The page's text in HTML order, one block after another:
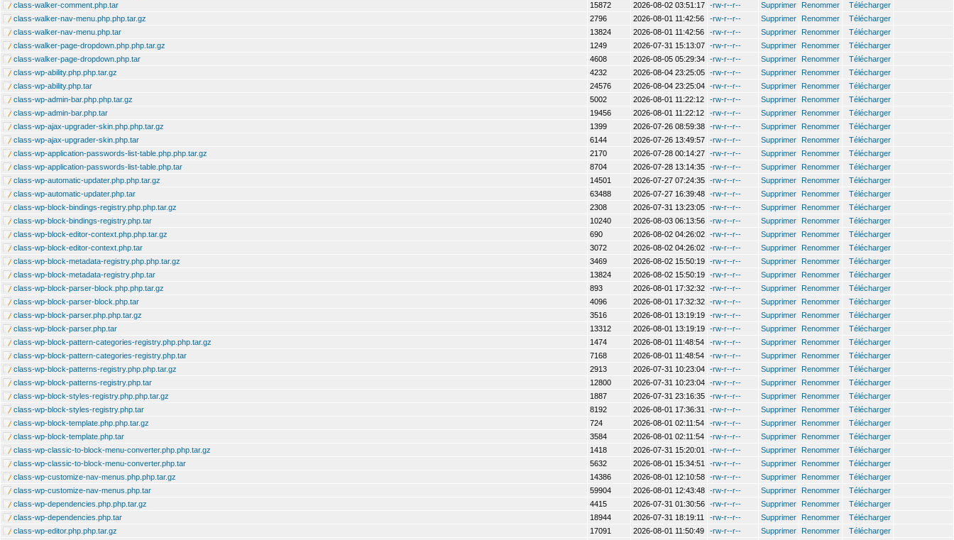
class-walker-comment.php.tar
15872 2026-08-02 03:51:17 -rw-r--r-- Supprimer Renommer
Télécharger
class-walker-nav-menu.php.php.tar.gz
2796 2026-08-01 11:42:56 -rw-r--r-- Supprimer Renommer
Télécharger
class-walker-nav-menu.php.tar
13824 2026-08-01 11:42:56 -rw-r--r-- Supprimer Renommer
Télécharger
class-walker-page-dropdown.php.php.tar.gz
1249 2026-07-31 15:13:07 -rw-r--r-- Supprimer Renommer
Télécharger
class-walker-page-dropdown.php.tar
4608 2026-08-05 05:29:34 -rw-r--r-- Supprimer Renommer
Télécharger
class-wp-ability.php.php.tar.gz
4232 2026-08-04 23:25:05 -rw-r--r-- Supprimer Renommer
Télécharger
class-wp-ability.php.tar
24576 2026-08-04 23:25:04 -rw-r--r-- Supprimer Renommer
Télécharger
class-wp-admin-bar.php.php.tar.gz
5002 2026-08-01 11:22:12 -rw-r--r-- Supprimer Renommer
Télécharger
class-wp-admin-bar.php.tar
19456 2026-08-01 11:22:12 -rw-r--r-- Supprimer Renommer
Télécharger
class-wp-ajax-upgrader-skin.php.php.tar.gz
1399 2026-07-26 08:59:38 -rw-r--r-- Supprimer Renommer
Télécharger
class-wp-ajax-upgrader-skin.php.tar
6144 2026-07-26 13:49:57 -rw-r--r-- Supprimer Renommer
Télécharger
class-wp-application-passwords-list-table.php.php.tar.gz
2170 2026-07-28 00:14:27 -rw-r--r-- Supprimer Renommer
Télécharger
class-wp-application-passwords-list-table.php.tar
8704 2026-07-28 13:14:35 -rw-r--r-- Supprimer Renommer
Télécharger
class-wp-automatic-updater.php.php.tar.gz
14501 2026-07-27 07:24:35 -rw-r--r-- Supprimer Renommer
Télécharger
class-wp-automatic-updater.php.tar
63488 2026-07-27 16:39:48 -rw-r--r-- Supprimer Renommer
Télécharger
class-wp-block-bindings-registry.php.php.tar.gz
2308 2026-07-31 13:23:05 -rw-r--r-- Supprimer Renommer
Télécharger
class-wp-block-bindings-registry.php.tar
10240 2026-08-03 06:13:56 -rw-r--r-- Supprimer Renommer
Télécharger
class-wp-block-editor-context.php.php.tar.gz
690 2026-08-02 04:26:02 -rw-r--r-- Supprimer Renommer
Télécharger
class-wp-block-editor-context.php.tar
3072 2026-08-02 04:26:02 -rw-r--r-- Supprimer Renommer
Télécharger
class-wp-block-metadata-registry.php.php.tar.gz
3469 2026-08-02 15:50:19 -rw-r--r-- Supprimer Renommer
Télécharger
class-wp-block-metadata-registry.php.tar
13824 2026-08-02 15:50:19 -rw-r--r-- Supprimer Renommer
Télécharger
class-wp-block-parser-block.php.php.tar.gz
893 2026-08-01 17:32:32 -rw-r--r-- Supprimer Renommer
Télécharger
class-wp-block-parser-block.php.tar
4096 2026-08-01 17:32:32 -rw-r--r-- Supprimer Renommer
Télécharger
class-wp-block-parser.php.php.tar.gz
3516 2026-08-01 13:19:19 -rw-r--r-- Supprimer Renommer
Télécharger
class-wp-block-parser.php.tar
13312 2026-08-01 13:19:19 -rw-r--r-- Supprimer Renommer
Télécharger
class-wp-block-pattern-categories-registry.php.php.tar.gz
1474 2026-08-01 11:48:54 -rw-r--r-- Supprimer Renommer
Télécharger
class-wp-block-pattern-categories-registry.php.tar
7168 2026-08-01 11:48:54 -rw-r--r-- Supprimer Renommer
Télécharger
class-wp-block-patterns-registry.php.php.tar.gz
2913 2026-07-31 10:23:04 -rw-r--r-- Supprimer Renommer
Télécharger
class-wp-block-patterns-registry.php.tar
12800 2026-07-31 10:23:04 -rw-r--r-- Supprimer Renommer
Télécharger
class-wp-block-styles-registry.php.php.tar.gz
1887 2026-07-31 23:16:35 -rw-r--r-- Supprimer Renommer
Télécharger
class-wp-block-styles-registry.php.tar
8192 2026-08-01 17:36:31 -rw-r--r-- Supprimer Renommer
Télécharger
class-wp-block-template.php.php.tar.gz
724 2026-08-01 02:11:54 -rw-r--r-- Supprimer Renommer
Télécharger
class-wp-block-template.php.tar
3584 2026-08-01 02:11:54 -rw-r--r-- Supprimer Renommer
Télécharger
class-wp-classic-to-block-menu-converter.php.php.tar.gz
1418 2026-07-31 15:20:01 -rw-r--r-- Supprimer Renommer
Télécharger
class-wp-classic-to-block-menu-converter.php.tar
5632 2026-08-01 15:34:51 -rw-r--r-- Supprimer Renommer
Télécharger
class-wp-customize-nav-menus.php.php.tar.gz
14386 2026-08-01 12:10:58 -rw-r--r-- Supprimer Renommer
Télécharger
class-wp-customize-nav-menus.php.tar
59904 2026-08-01 12:43:48 -rw-r--r-- Supprimer Renommer
Télécharger
class-wp-dependencies.php.php.tar.gz
4415 2026-07-31 01:30:56 -rw-r--r-- Supprimer Renommer
Télécharger
class-wp-dependencies.php.tar
18944 2026-07-31 18:19:11 -rw-r--r-- Supprimer Renommer
Télécharger
class-wp-editor.php.php.tar.gz
17091 2026-08-01 11:50:49 -rw-r--r-- Supprimer Renommer Télécharger